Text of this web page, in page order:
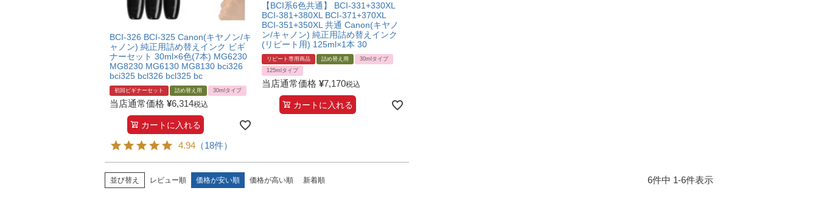
BCI-326 BCI-325 Canon(キヤノン/キ
ャノン) 純正用詰め替えインク ビギ
ナーセット 30ml×6色(7本) MG6230
MG8230 MG6130 MG8130 bci326
bci325 bcl326 bcl325 bc
初回ビギナーセット 詰め替え用 30mlタイプ
当店通常価格 ¥6,314税込
カートに入れる
4.94 （18件）
【BCI系6色共通】 BCI-331+330XL
BCI-381+380XL BCI-371+370XL
BCI-351+350XL 共通 Canon(キヤノ
ン/キャノン) 純正用詰め替えインク
(リピート用) 125ml×1本 30
リピート専用商品 詰め替え用
30mlタイプ
125mlタイプ
当店通常価格 ¥7,170税込
カートに入れる
並び替え レビュー順 価格が安い順 価格が高い順 新着順 6件中 1-6件表示